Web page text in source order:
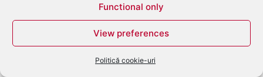
Functional only
View preferences
Politică cookie-uri